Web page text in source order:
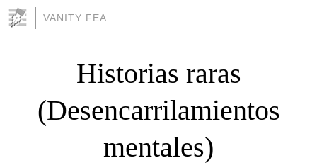
VANITY FEA
Historias raras
(Desencarrilamientos
mentales)